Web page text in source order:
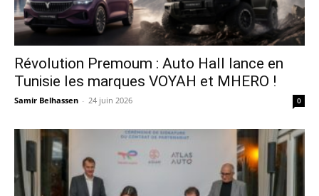
Révolution Premoum : Auto Hall lance en
Tunisie les marques VOYAH et MHERO !
Samir Belhassen - 24 juin 2026 0